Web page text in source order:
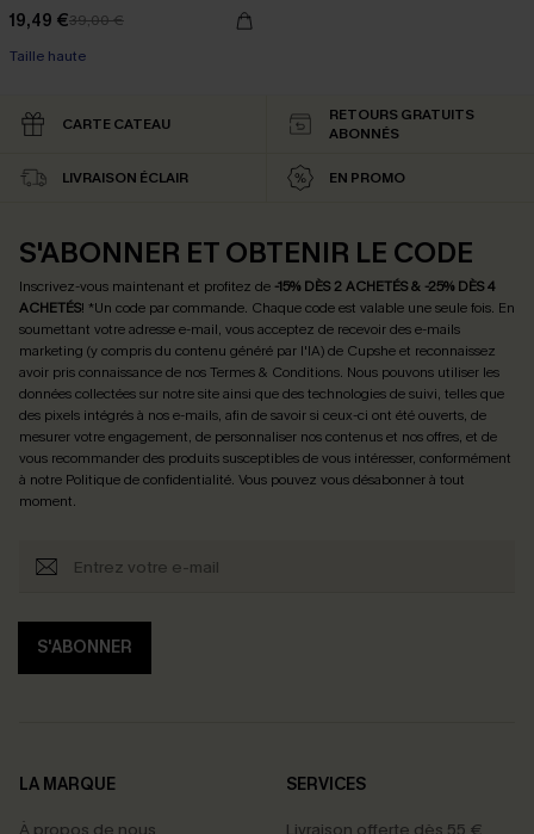
19,49 €39,00 €
Taille haute
CARTE CATEAU
RETOURS GRATUITS
ABONNÉS
LIVRAISON ÉCLAIR EN PROMO
S'ABONNER ET OBTENIR LE CODE
Inscrivez-vous maintenant et profitez de -15% DÈS 2 ACHETÉS & -25% DÈS 4
ACHETÉS! *Un code par commande. Chaque code est valable une seule fois. En
soumettant votre adresse e-mail, vous acceptez de recevoir des e-mails
marketing (y compris du contenu généré par l'IA) de Cupshe et reconnaissez
avoir pris connaissance de nosTermes & Conditions. Nous pouvons utiliser les
données collectées sur notre site ainsi que des technologies de suivi, telles que
des pixels intégrés à nos e-mails, afin de savoir si ceux-ci ont été ouverts, de
mesurer votre engagement, de personnaliser nos contenus et nos offres, et de
vous recommander des produits susceptibles de vous intéresser, conformément
à notre Politique de confidentialité. Vous pouvez vous désabonner à tout
moment.
S'ABONNER
LA MARQUE
SERVICES